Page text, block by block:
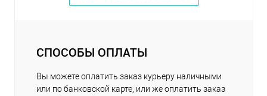
СПОСОБЫ ОПЛАТЫ
Вы можете оплатить заказ курьеру наличными
или по банковской карте, или же оплатить заказ